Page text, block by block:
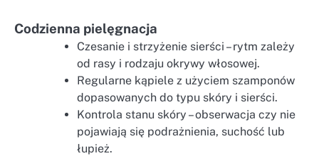
Codzienna pielęgnacja
Czesanie i strzyżenie sierści – rytm zależy
od rasy i rodzaju okrywy włosowej.
Regularne kąpiele z użyciem szamponów
dopasowanych do typu skóry i sierści.
Kontrola stanu skóry – obserwacja czy nie
pojawiają się podrażnienia, suchość lub
łupież.